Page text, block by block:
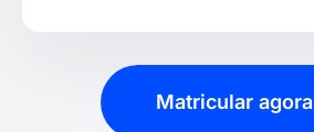
Matricular agora